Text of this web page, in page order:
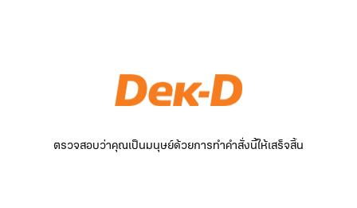
ตรวจสอบว่าคุณเป็นมนุษย์ด้วยการทำคำสั่งนี้ให้เสร็จสิ้น